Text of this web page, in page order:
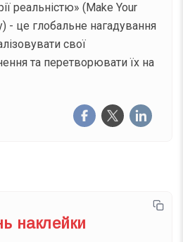
реальністю» (Make Your
- це глобальне нагадування
свої
та перетворювати їх на
наклейки